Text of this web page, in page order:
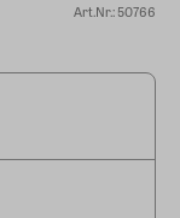
Art.Nr.: 50766